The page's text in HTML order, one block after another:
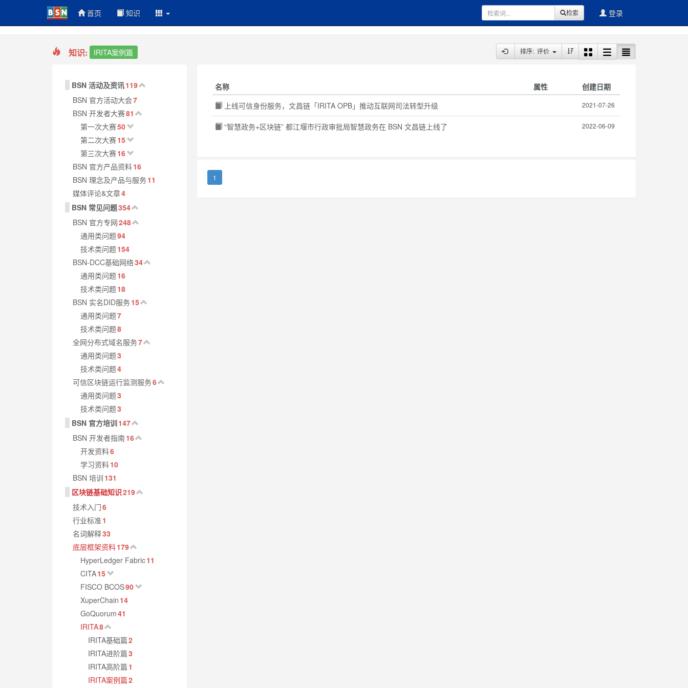
首页 知识 登录
检索
知识: IRITA案例篇 排序: 评价
BSN 活动及资讯119
BSN 官方活动大会7
BSN 开发者大赛81
第一次大赛50
第二次大赛15
第三次大赛16
BSN 官方产品资料16
BSN 理念及产品与服务11
媒体评论&文章4
BSN 常见问题354
BSN 官方专网248
通用类问题94
技术类问题154
BSN-DCC基础网络34
通用类问题16
技术类问题18
BSN 实名DID服务15
通用类问题7
技术类问题8
全网分布式域名服务7
通用类问题3
技术类问题4
可信区块链运行监测服务6
通用类问题3
技术类问题3
BSN 官方培训147
BSN 开发者指南16
开发资料6
学习资料10
BSN 培训 131
区块链基础知识219
技术入门6
行业标准 1
名词解释33
底层框架资料179
HyperLedger Fabric11
CITA15
FISCO BCOS90
XuperChain 14
GoQuorum41
IRITA8
IRITA基础篇2
IRITA进阶篇3
IRITA高阶篇 1
IRITA案例篇2
名称 属性
创建日期
上线可信身份服务，文昌链「IRITA OPB」推动互联网司法转型升级
2021-07-26
“智慧政务+区块链” 都江堰市行政审批局智慧政务在 BSN 文昌链上线了 2022-06-09
1